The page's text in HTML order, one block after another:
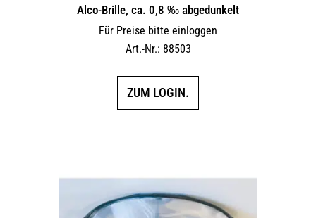
Alco-Brille, ca. 0,8 ‰ abgedunkelt
Für Preise bitte einloggen
Art.-Nr.: 88503
ZUM LOGIN.